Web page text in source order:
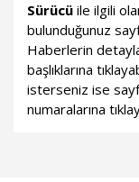
Sürücü ile ilgili
bulunduğunuz
Haberlerin
başlıklarına
isterseniz ise
numaralarına